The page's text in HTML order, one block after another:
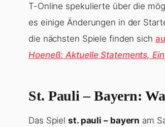
T-Online spekulierte über die
es einige Änderungen in der
die nächsten Spiele finden sich
Hoeneß: Aktuelle Statements,
St. Pauli – Bayern:
Das Spiel st. pauli – bayern am